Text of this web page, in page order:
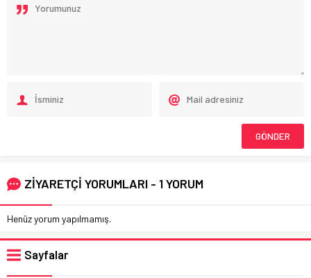
ZİYARETÇİ YORUMLARI - 1 YORUM
Henüz yorum yapılmamış.
Sayfalar